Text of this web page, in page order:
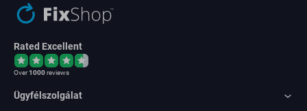
Rated Excellent
Over1000reviews
Ügyfélszolgálat